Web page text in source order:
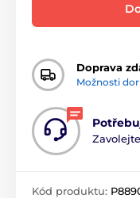
Doprava
Možnosti
Kód produktu: